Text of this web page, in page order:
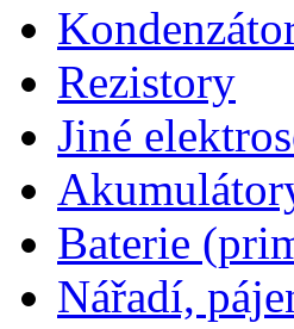
Rezistory
Jiné
Baterie
Nářadí,